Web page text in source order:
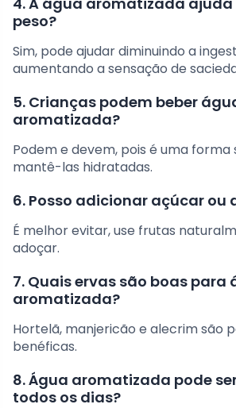
peso?
Sim, pode ajudar diminuindo a
aumentando a sensação de
5. Crianças podem beber
aromatizada?
Podem e devem, pois é uma forma
mantê-las hidratadas.
6. Posso adicionar açúcar ou
É melhor evitar, use frutas
adoçar.
7. Quais ervas são boas para
aromatizada?
Hortelã, manjericão e alecrim são
benéficas.
8. Água aromatizada pode
todos os dias?